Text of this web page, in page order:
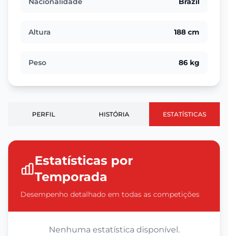
Altura 188 cm
Peso 86 kg
PERFIL HISTÓRIA ESTATÍSTICAS
Estatísticas por
Temporada
Desempenho detalhado em todas as competições
Nenhuma estatística disponível.